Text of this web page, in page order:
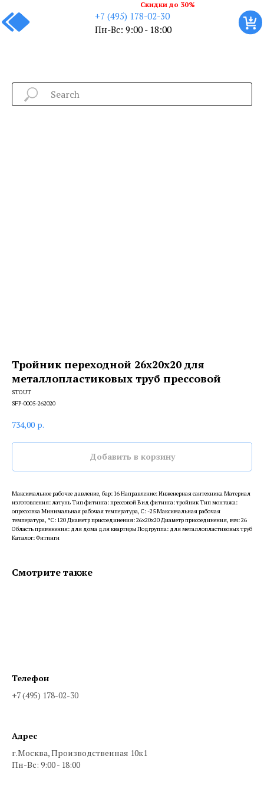
+7 (495) 178-02-30
Пн-Вс: 9:00 - 18:00
Скидки до 30%
Тройник переходной 26х20х20 для
металлопластиковых труб прессовой
STOUT
SFP-0005-262020
734,00 р.
Добавить в корзину
Максимальное рабочее давление, бар: 16 Направление: Инженерная сантехника Материал
изготовления: латунь Тип фитинга: прессовой Вид фитинга: тройник Тип монтажа:
опрессовка Минимальная рабочая температура, С: -25 Максимальная рабочая
температура, °С: 120 Диаметр присоединения: 26x20x20 Диаметр присоединения, мм: 26
Область применения: для дома для квартиры Подгруппа: для металлопластиковых труб
Каталог: Фитинги
Смотрите также
Телефон
+7 (495) 178-02-30
Адрес
г.Москва, Производственная 10к1
Пн-Вс: 9:00 - 18:00